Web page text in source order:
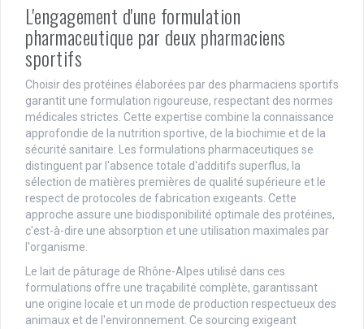
L'engagement d'une formulation
pharmaceutique par deux pharmaciens
sportifs
Choisir des protéines élaborées par des pharmaciens sportifs
garantit une formulation rigoureuse, respectant des normes
médicales strictes. Cette expertise combine la connaissance
approfondie de la nutrition sportive, de la biochimie et de la
sécurité sanitaire. Les formulations pharmaceutiques se
distinguent par l'absence totale d'additifs superflus, la
sélection de matières premières de qualité supérieure et le
respect de protocoles de fabrication exigeants. Cette
approche assure une biodisponibilité optimale des protéines,
c'est-à-dire une absorption et une utilisation maximales par
l'organisme.
Le lait de pâturage de Rhône-Alpes utilisé dans ces
formulations offre une traçabilité complète, garantissant
une origine locale et un mode de production respectueux des
animaux et de l'environnement. Ce sourcing exigeant